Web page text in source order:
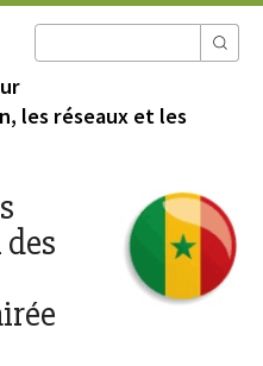
les réseaux et les